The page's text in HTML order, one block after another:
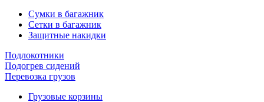
Сумки в багажник
Сетки в багажник
Защитные накидки
Подлокотники
Подогрев сидений
Перевозка грузов
Грузовые корзины